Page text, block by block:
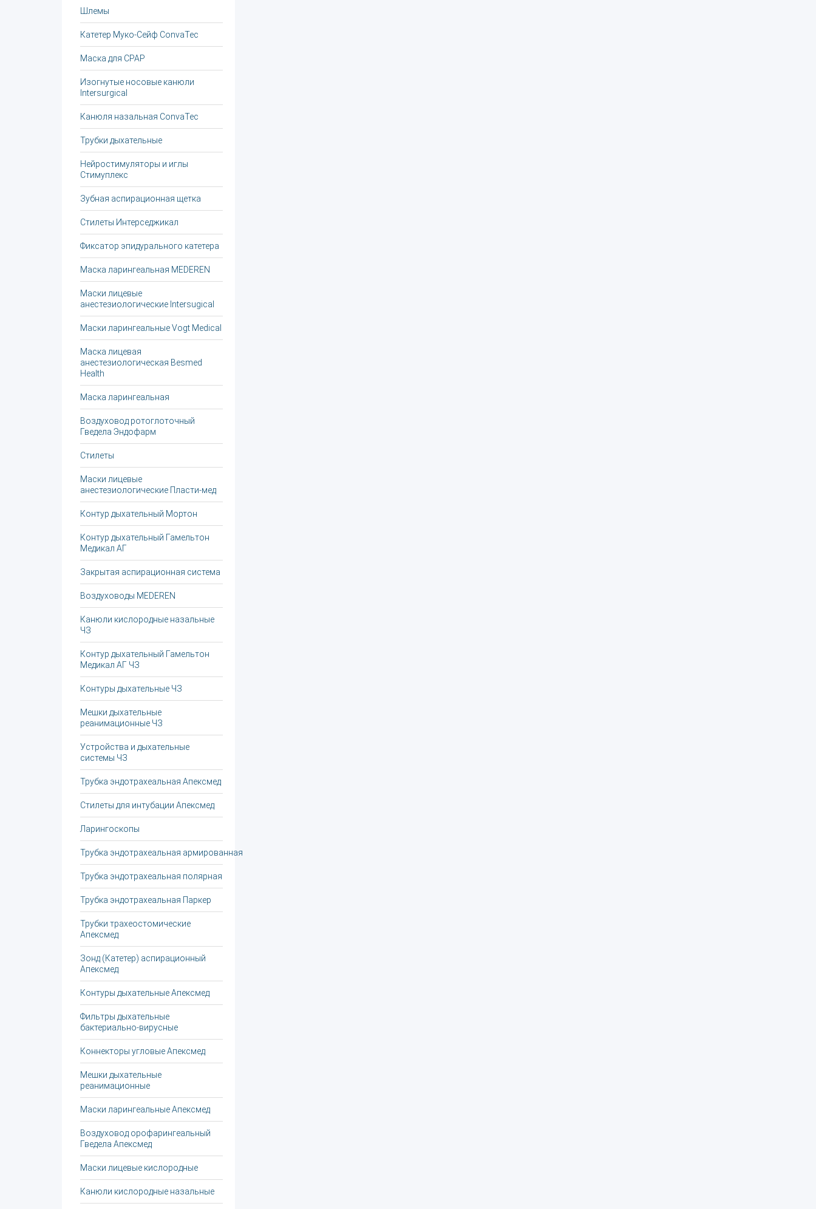
Шлемы
Катетер Муко-Сейф ConvaTec
Маска для СРАР
Изогнутые носовые канюли
Intersurgical
Канюля назальная ConvaTec
Трубки дыхательные
Нейростимуляторы и иглы
Стимуплекс
Зубная аспирационная щетка
Стилеты Интерседжикал
Фиксатор эпидурального катетера
Маска ларингеальная MEDEREN
Маски лицевые
анестезиологические Intersugical
Маски ларингеальные Vogt Medical
Маска лицевая
анестезиологическая Besmed
Health
Маска ларингеальная
Воздуховод ротоглоточный
Гведела Эндофарм
Стилеты
Маски лицевые
анестезиологические Пласти-мед
Контур дыхательный Мортон
Контур дыхательный Гамельтон
Медикал АГ
Закрытая аспирационная система
Воздуховоды MEDEREN
Канюли кислородные назальные
ЧЗ
Контур дыхательный Гамельтон
Медикал АГ ЧЗ
Контуры дыхательные ЧЗ
Мешки дыхательные
реанимационные ЧЗ
Устройства и дыхательные
системы ЧЗ
Трубка эндотрахеальная Апексмед
Стилеты для интубации Апексмед
Ларингоскопы
Трубка эндотрахеальная армированная
Трубка эндотрахеальная полярная
Трубка эндотрахеальная Паркер
Трубки трахеостомические
Апексмед
Зонд (Катетер) аспирационный
Апексмед
Контуры дыхательные Апексмед
Фильтры дыхательные
бактериально-вирусные
Коннекторы угловые Апексмед
Мешки дыхательные
реанимационные
Маски ларингеальные Апексмед
Воздуховод орофарингеальный
Гведела Апексмед
Маски лицевые кислородные
Канюли кислородные назальные